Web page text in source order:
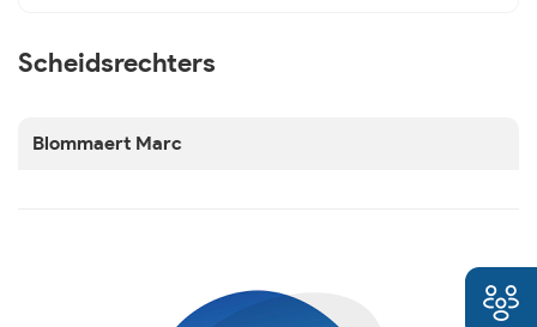
Scheidsrechters
Blommaert Marc